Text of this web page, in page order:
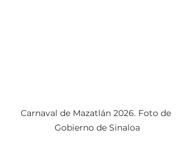
Carnaval de Mazatlán 2026. Foto de
Gobierno de Sinaloa